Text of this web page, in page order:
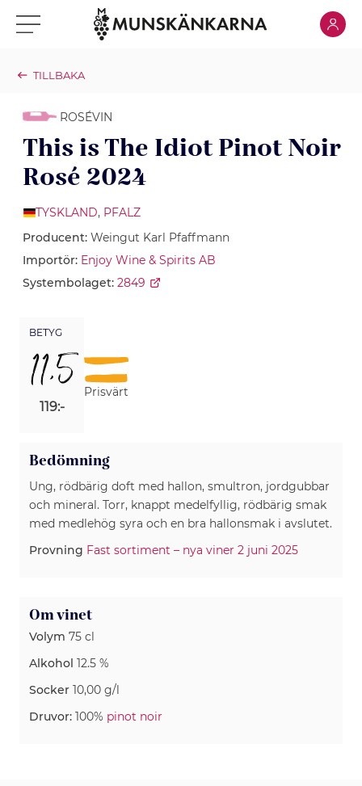
Klicka för meny Klicka
TILLBAKA
ROSÉVIN
This is The Idiot Pinot Noir
Rosé 2024
TYSKLAND, PFALZ
Producent: Weingut Karl Pfaffmann
Importör: Enjoy Wine & Spirits AB
Systembolaget: 2849
BETYG
11,5
119:-
Prisvärt
Bedömning
Ung, rödbärig doft med hallon, smultron, jordgubbar
och mineral. Torr, knappt medelfyllig, rödbärig smak
med medlehög syra och en bra hallonsmak i avslutet.
Provning Fast sortiment – nya viner 2 juni 2025
Om vinet
Volym 75 cl
Alkohol 12.5 %
Socker 10,00 g/l
Druvor: 100% pinot noir